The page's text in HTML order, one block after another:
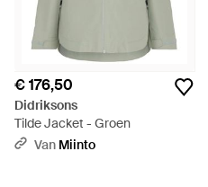
€ 176,50
Didriksons
Tilde Jacket - Groen
Van Miinto